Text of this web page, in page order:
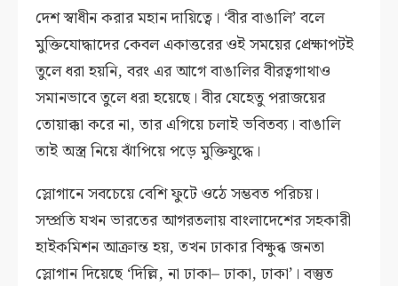
দেশ স্বাধীন করার মহান দায়িত্বে। ‘বীর বাঙালি’ বলে
মুক্তিযোদ্ধাদের কেবল একাত্তরের ওই সময়ের প্রেক্ষাপটই
তুলে ধরা হয়নি, বরং এর আগে বাঙালির বীরত্বগাথাও
সমানভাবে তুলে ধরা হয়েছে। বীর যেহেতু পরাজয়ের
তোয়াক্কা করে না, তার এগিয়ে চলাই ভবিতব্য। বাঙালি
তাই অস্ত্র নিয়ে ঝাঁপিয়ে পড়ে মুক্তিযুদ্ধে।
স্লোগানে সবচেয়ে বেশি ফুটে ওঠে সম্ভবত পরিচয়।
সম্প্রতি যখন ভারতের আগরতলায় বাংলাদেশের সহকারী
হাইকমিশন আক্রান্ত হয়, তখন ঢাকার বিক্ষুব্ধ জনতা
স্লোগান দিয়েছে ‘দিল্লি, না ঢাকা– ঢাকা, ঢাকা’। বস্তুত